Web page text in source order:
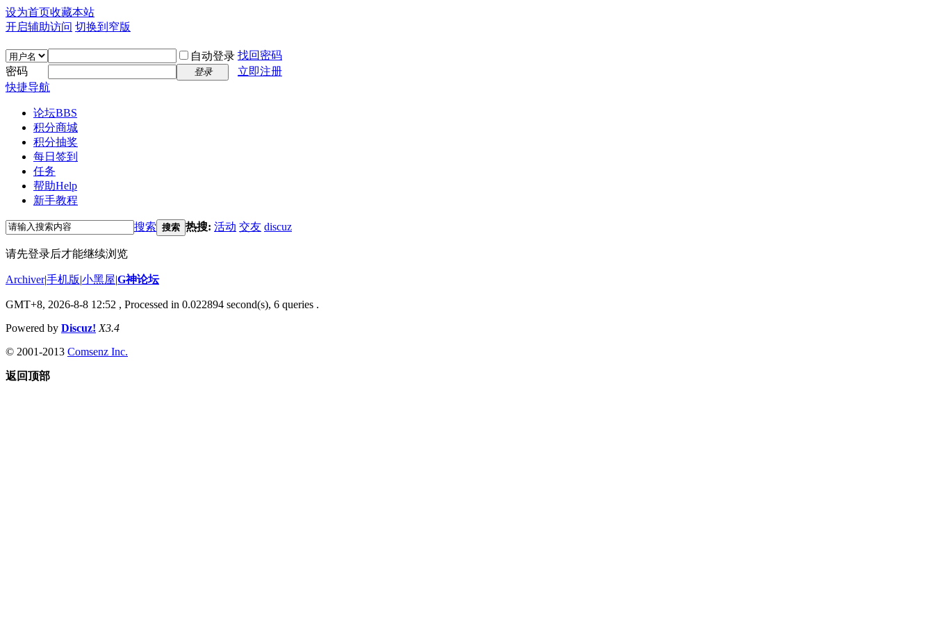
设为首页收藏本站
开启辅助访问 切换到窄版
自动登录 找回密码
密码
登录
立即注册
快捷导航
论坛BBS
积分商城
积分抽奖
每日签到
任务
帮助Help
新手教程
搜索 搜索 热搜: 活动 交友 discuz
请先登录后才能继续浏览
Archiver|手机版|小黑屋|G神论坛
GMT+8, 2026-8-8 12:52 , Processed in 0.022894 second(s), 6 queries .
Powered by Discuz! X3.4
© 2001-2013 Comsenz Inc.
返回顶部